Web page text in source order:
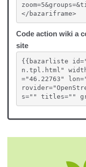
Les variétés
Favoriser la
méthode de
</bazariframe>
Code action wiki a
site
{{bazarliste
n.tpl.html"
="46.22763"
s="" titles=""